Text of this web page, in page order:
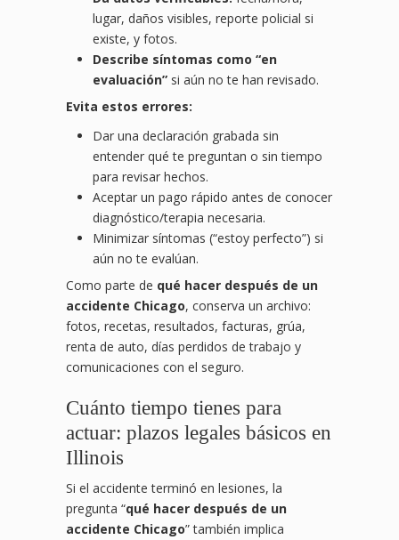
lugar, daños visibles, reporte policial si
existe, y fotos.
Describe síntomas como “en
evaluación” si aún no te han revisado.
Evita estos errores:
Dar una declaración grabada sin
entender qué te preguntan o sin tiempo
para revisar hechos.
Aceptar un pago rápido antes de conocer
diagnóstico/terapia necesaria.
Minimizar síntomas (“estoy perfecto”) si
aún no te evalúan.
Como parte de qué hacer después de un
accidente Chicago, conserva un archivo:
fotos, recetas, resultados, facturas, grúa,
renta de auto, días perdidos de trabajo y
comunicaciones con el seguro.
Cuánto tiempo tienes para
actuar: plazos legales básicos en
Illinois
Si el accidente terminó en lesiones, la
pregunta “qué hacer después de un
accidente Chicago” también implica